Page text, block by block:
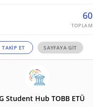
60
TAKİP ET SAYFAYA GİT
Student Hub TOBB ETÜ